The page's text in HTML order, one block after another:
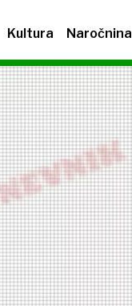
Kultura Naročnina